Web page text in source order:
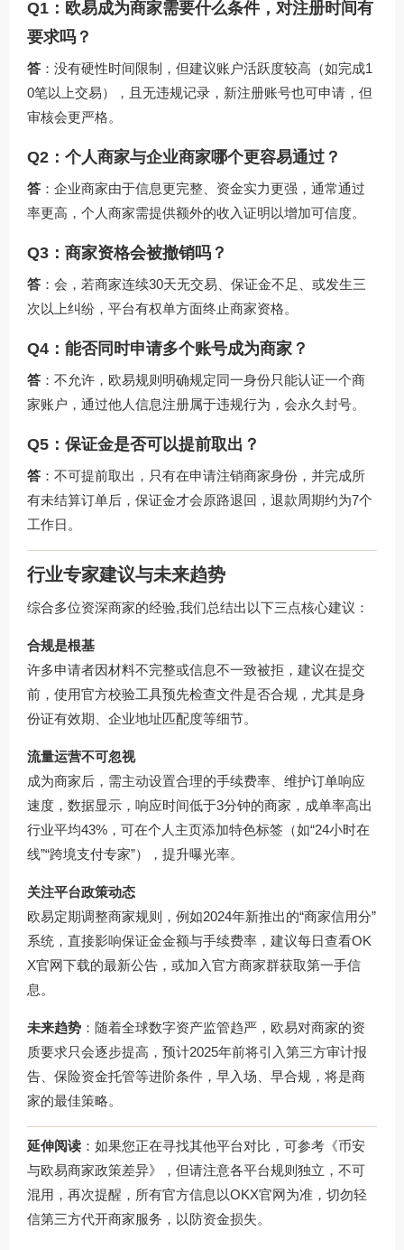
Q1：欧易成为商家需要什么条件，对注册时间有
要求吗？
答 ：没有硬性时间限制，但建议账户活跃度较高（如完成1
0笔以上交易），且无违规记录，新注册账号也可申请，但
审核会更严格。
Q2：个人商家与企业商家哪个更容易通过？
答 ：企业商家由于信息更完整、资金实力更强，通常通过
率更高，个人商家需提供额外的收入证明以增加可信度。
Q3：商家资格会被撤销吗？
答 ：会，若商家连续30天无交易、保证金不足、或发生三
次以上纠纷，平台有权单方面终止商家资格。
Q4：能否同时申请多个账号成为商家？
答 ：不允许，欧易规则明确规定同一身份只能认证一个商
家账户，通过他人信息注册属于违规行为，会永久封号。
Q5：保证金是否可以提前取出？
答 ：不可提前取出，只有在申请注销商家身份，并完成所
有未结算订单后，保证金才会原路退回，退款周期约为7个
工作日。
行业专家建议与未来趋势
综合多位资深商家的经验,我们总结出以下三点核心建议：
合规是根基
许多申请者因材料不完整或信息不一致被拒，建议在提交
前，使用官方校验工具预先检查文件是否合规，尤其是身
份证有效期、企业地址匹配度等细节。
流量运营不可忽视
成为商家后，需主动设置合理的手续费率、维护订单响应
速度，数据显示，响应时间低于3分钟的商家，成单率高出
行业平均43%，可在个人主页添加特色标签（如“24小时在
线”“跨境支付专家”），提升曝光率。
关注平台政策动态
欧易定期调整商家规则，例如2024年新推出的“商家信用分”
系统，直接影响保证金金额与手续费率，建议每日查看OK
X官网下载的最新公告，或加入官方商家群获取第一手信
息。
未来趋势 ：随着全球数字资产监管趋严，欧易对商家的资
质要求只会逐步提高，预计2025年前将引入第三方审计报
告、保险资金托管等进阶条件，早入场、早合规，将是商
家的最佳策略。
延伸阅读 ：如果您正在寻找其他平台对比，可参考《币安
与欧易商家政策差异》，但请注意各平台规则独立，不可
混用，再次提醒，所有官方信息以OKX官网为准，切勿轻
信第三方代开商家服务，以防资金损失。